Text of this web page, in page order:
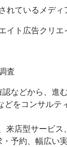
れているメディ
イト広告クリ
査
などから、進
どをコンサルテ
来店型サービス
予約、幅広い